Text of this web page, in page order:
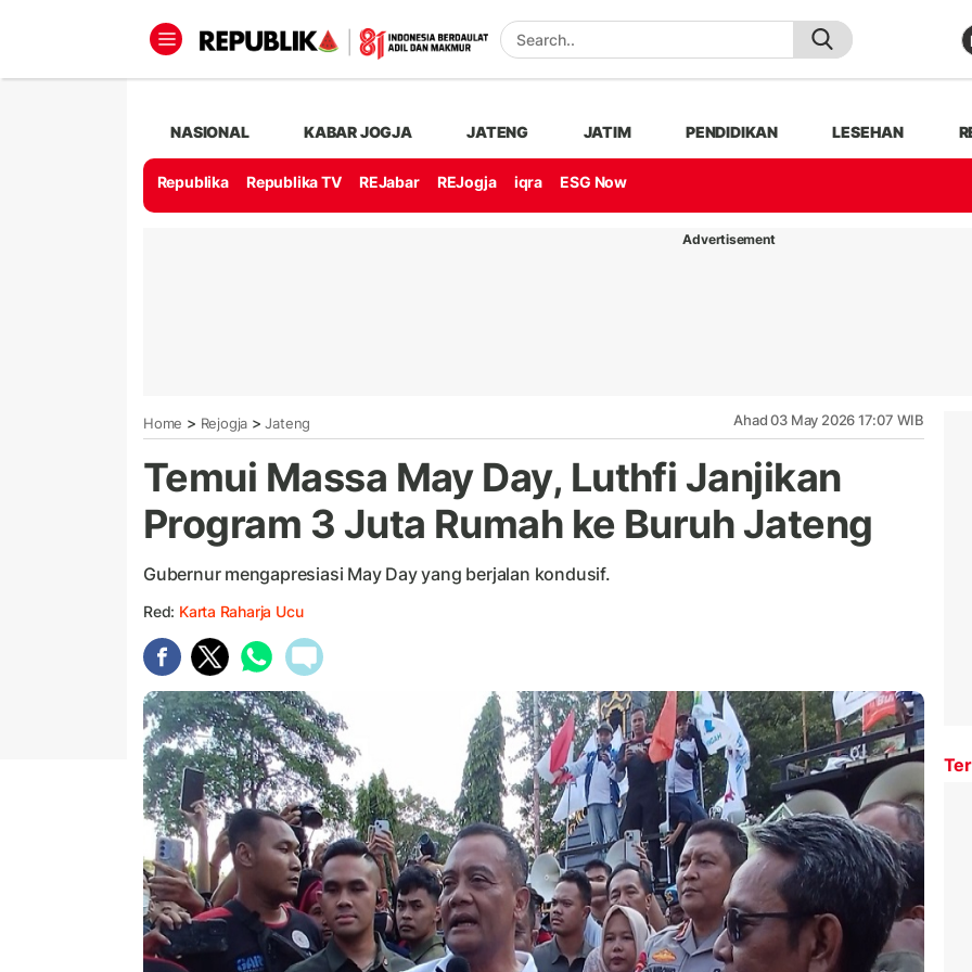
NASIONAL KABAR JOGJA JATENG JATIM PENDIDIKAN LESEHAN
Republika Republika TV REJabar REJogja iqra ESG Now
Advertisement
Home > Rejogja > Jateng Ahad 03 May 2026 17:07 WIB
Temui Massa May Day, Luthfi Janjikan
Program 3 Juta Rumah ke Buruh Jateng
Gubernur mengapresiasi May Day yang berjalan kondusif.
Red: Karta Raharja Ucu